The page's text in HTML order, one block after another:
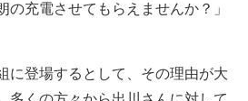
の充電させてもらえませんか？
」
に登場するとして、その理由が大